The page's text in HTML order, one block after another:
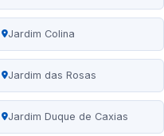
Jardim Colina
Jardim das Rosas
Jardim Duque de Caxias